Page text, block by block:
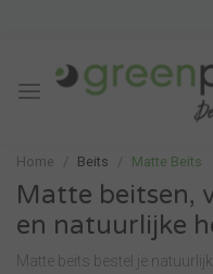
Home Beits Matte Beits
Matte beitsen,
en natuurlijke
Matte beits bestel je